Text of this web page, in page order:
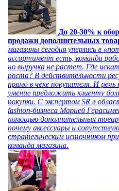
До 20-30% к
продажи дополнительных
магазины сегодня уперлись в
ассортимент есть, команда
но выручка не растет. Где
роста? В действительности
прямо в чеке покупателя. И
умение предложить клиенту
покупки. С экспертом SR в
fashion-бизнеса Марией
помощью дополнительных
почему аксессуары и
стратегическим источником
команда магазина.